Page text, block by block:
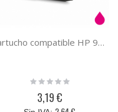
Cartucho compatible HP 953XL tinta magenta
Rating:
3,19 €